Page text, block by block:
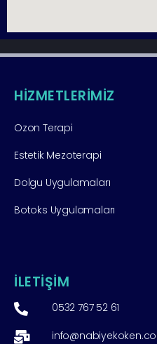
HİZMETLERİMİZ
Ozon Terapi
Estetik Mezoterapi
Dolgu Uygulamaları
Botoks Uygulamaları
İLETİŞİM
0532 767 52 61